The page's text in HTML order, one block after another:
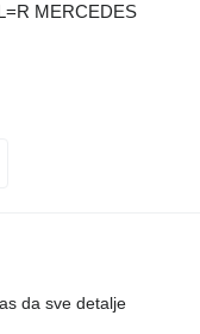
MERCEDES
da sve detalje